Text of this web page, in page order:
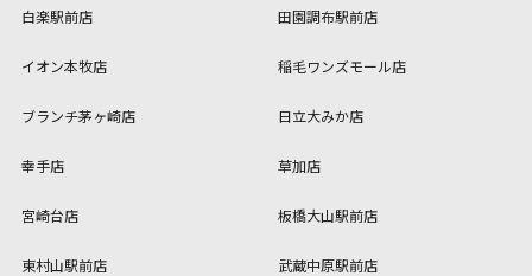
白楽駅前店 田園調布駅前店
イオン本牧店 稲毛ワンズモール店
ブランチ茅ヶ崎店 日立大みか店
幸手店 草加店
宮崎台店 板橋大山駅前店
東村山駅前店 武蔵中原駅前店